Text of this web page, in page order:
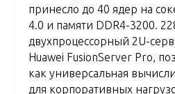
принесло до 40 ядер на
4.0 и памяти DDR4-3200.
двухпроцессорный 2U-
Huawei FusionServer Pro,
как универсальная
для корпоративных